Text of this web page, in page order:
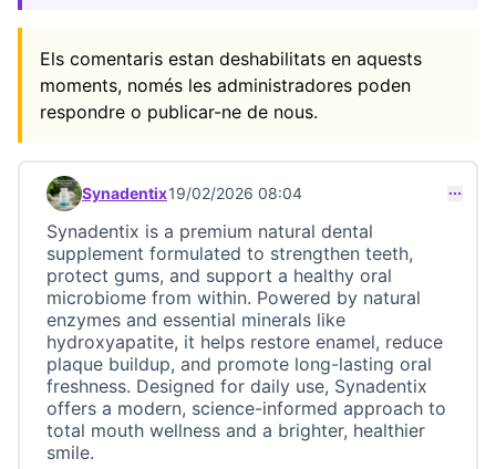
Els comentaris estan deshabilitats en aquests
moments, només les administradores poden
respondre o publicar-ne de nous.
Comentari 23715 (respon al comentari 23714)
Synadentix19/02/2026 08:04
Synadentix is a premium natural dental
supplement formulated to strengthen teeth,
protect gums, and support a healthy oral
microbiome from within. Powered by natural
enzymes and essential minerals like
hydroxyapatite, it helps restore enamel, reduce
plaque buildup, and promote long-lasting oral
freshness. Designed for daily use, Synadentix
offers a modern, science-informed approach to
total mouth wellness and a brighter, healthier
smile.